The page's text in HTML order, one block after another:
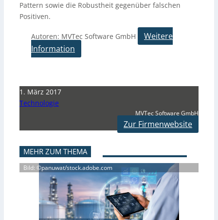
Pattern sowie die Robustheit gegenüber falschen
Positiven.
Autoren: MVTec Software GmbH
Weitere
Information
1. März 2017
Technologie
MVTec Software GmbH
Zur Firmenwebsite
MEHR ZUM THEMA
Bild: ©panuwat/stock.adobe.com